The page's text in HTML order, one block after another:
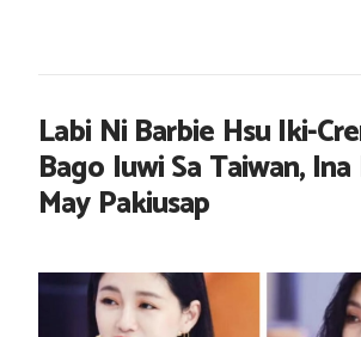
Labi Ni Barbie Hsu Iki-
Bago Iuwi Sa Taiwan,
May Pakiusap